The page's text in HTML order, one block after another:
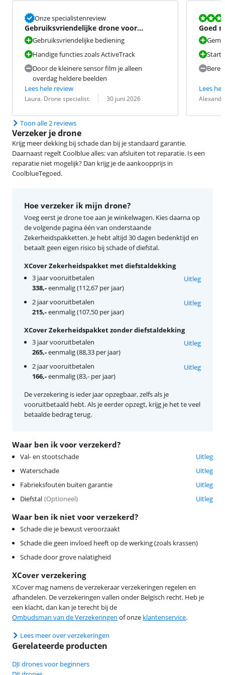
Onze specialistenreview
Gebruiksvriendelijke drone voor
beginners
Gebruiksvriendelijke bediening
Handige functies zoals ActiveTrack
Door de kleinere sensor film je alleen
overdag heldere beelden
Lees hele review
Beoordeling door:
Laura. Drone specialist.
Datum: 30 juni 2026
Goed
Start
Bereik
Lees
Datum:
Toon alle 2 reviews
Verzeker je drone
Krijg meer dekking bij schade dan bij je standaard garantie.
Daarnaast regelt Coolblue alles: van afsluiten tot reparatie. Is een
reparatie niet mogelijk? Dan krijg je de aankoopprijs in
CoolblueTegoed.
Waar ben ik voor verzekerd?
Val- en stootschade
Uitleg
Waterschade
Uitleg
Fabrieksfouten buiten garantie
Uitleg
Diefstal (Optioneel) Uitleg
Waar ben ik niet voor verzekerd?
Schade die je bewust veroorzaakt
Schade die geen invloed heeft op de werking (zoals krassen)
Schade door grove nalatigheid
XCover verzekering
XCover mag namens de verzekeraar verzekeringen regelen en
afhandelen. De verzekeringen vallen onder Belgisch recht. Heb je
een klacht, dan kan je terecht bij de
Ombudsman van de Verzekeringen of onze klantenservice.
Lees meer over verzekeringen
Hoe verzeker ik mijn drone?
Voeg eerst je drone toe aan je winkelwagen. Kies daarna op
de volgende pagina één van onderstaande
Zekerheidspakketten. Je hebt altijd 30 dagen bedenktijd en
betaalt geen eigen risico bij schade of diefstal.
XCover Zekerheidspakket met diefstaldekking
3 jaar vooruitbetalen
338,-eenmalig (112,67 per jaar)
Uitleg
2 jaar vooruitbetalen
215,-eenmalig (107,50 per jaar)
Uitleg
XCover Zekerheidspakket zonder diefstaldekking
3 jaar vooruitbetalen
265,-eenmalig (88,33 per jaar)
Uitleg
2 jaar vooruitbetalen
166,-eenmalig (83,- per jaar)
Uitleg
De verzekering is ieder jaar opzegbaar, zelfs als je
vooruitbetaald hebt. Als je eerder opzegt, krijg je het te veel
betaalde bedrag terug.
Gerelateerde producten
DJI drones voor beginners